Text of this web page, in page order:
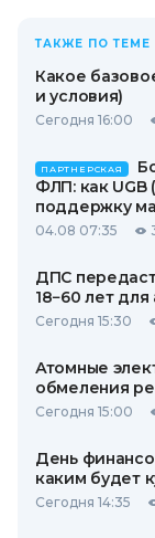
ТАКЖЕ ПО ТЕМЕ
Какое
и условия)
Сегодня 16:00
ПАРТНЕРСКАЯ
ФЛП: как UGB
поддержку
04.08 07:35
ДПС
18−60 лет
Сегодня 15:30
Атомные
обмеления
Сегодня 15:00
День
каким будет
Сегодня 14:35